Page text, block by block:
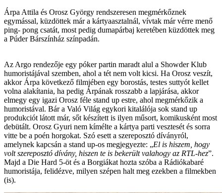
Árpa Attila és Orosz György rendszeresen megmérkőznek
egymással, küzdöttek már a kártyaasztalnál, vívtak már vérre menő
ping- pong csatát, most pedig dumapárbaj keretében küzdöttek meg
a Púder Bárszínház színpadán.
Az Argo rendezője egy póker partin maradt alul a Showder Klub
humoristájával szemben, ahol a tét nem volt kicsi. Ha Orosz veszít,
akkor Árpa következő filmjében egy borostás, testes suttyót kellet
volna alakítania, ha pedig Árpának rosszabb a lapjárása, akkor
elmegy egy igazi Orosz féle stand up estre, ahol megmérkőzik a
humoristával. Bár a Való Világ egykori kitalálója sok stand up
produkciót látott már, sőt készített is ilyen műsort, komikusként most
debütált. Orosz Gyuri nem kímélte a kártya parti vesztesét és sorra
vitte be a poén horgokat. Szó esett a szereposztó díványról,
amelynek kapcsán a stand up-os megjegyezte: „El is hiszem, hogy
volt szereposztó dívány, hiszen te is bekerült valahogy az RTL-hez”.
Majd a Die Hard 5-öt és a Borgiákat hozta szóba a Rádiókabaré
humoristája, felidézve, milyen szépen halt meg ezekben a filmekben
(is).